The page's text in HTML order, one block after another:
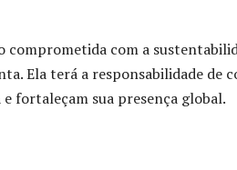
comprometida com a
Ela terá a responsabilidade
fortaleçam sua presença global.